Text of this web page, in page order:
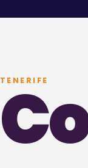
TENERIFE